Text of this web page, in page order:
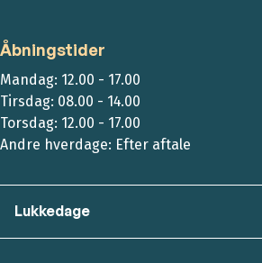
Åbningstider
Mandag: 12.00 - 17.00
Tirsdag: 08.00 - 14.00
Torsdag: 12.00 - 17.00
Andre hverdage: Efter aftale
Lukkedage